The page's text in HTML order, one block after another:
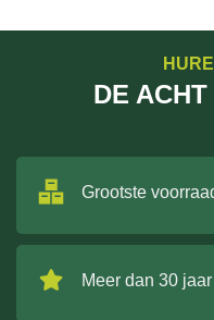
DE
Grootste
Meer dan 30